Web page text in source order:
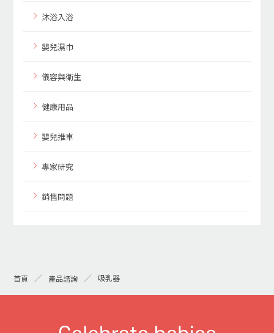
沐浴入浴
嬰兒濕巾
儀容與衛生
健康用品
嬰兒推車
專家研究
銷售問題
首頁 產品諮詢 吸乳器